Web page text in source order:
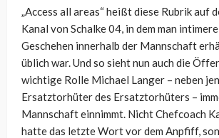
„Access all areas“ heißt diese Rubrik auf
Kanal von Schalke 04, in dem man
Geschehen innerhalb der Mannschaft
üblich war. Und so sieht nun auch die
wichtige Rolle Michael Langer – neben
Ersatztorhüter des Ersatztorhüters –
Mannschaft einnimmt. Nicht Chefcoach
hatte das letzte Wort vor dem Anpfiff,